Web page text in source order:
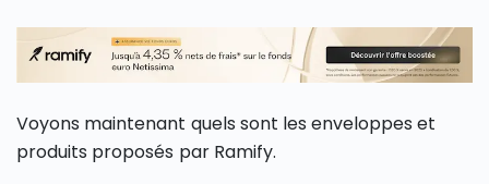
Voyons maintenant quels sont les enveloppes et
produits proposés par Ramify.